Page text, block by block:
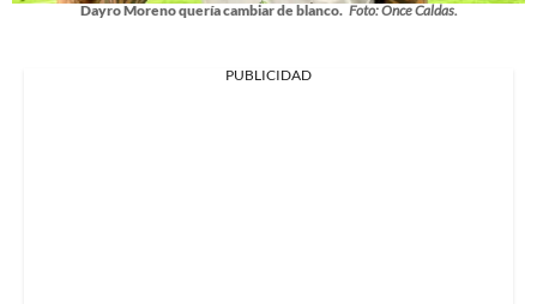
Dayro Moreno quería cambiar de blanco. Foto: Once Caldas.
PUBLICIDAD